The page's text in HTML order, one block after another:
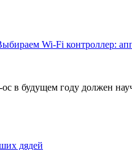
Wi-Fi контроллер:
в будущем году должен
дядей